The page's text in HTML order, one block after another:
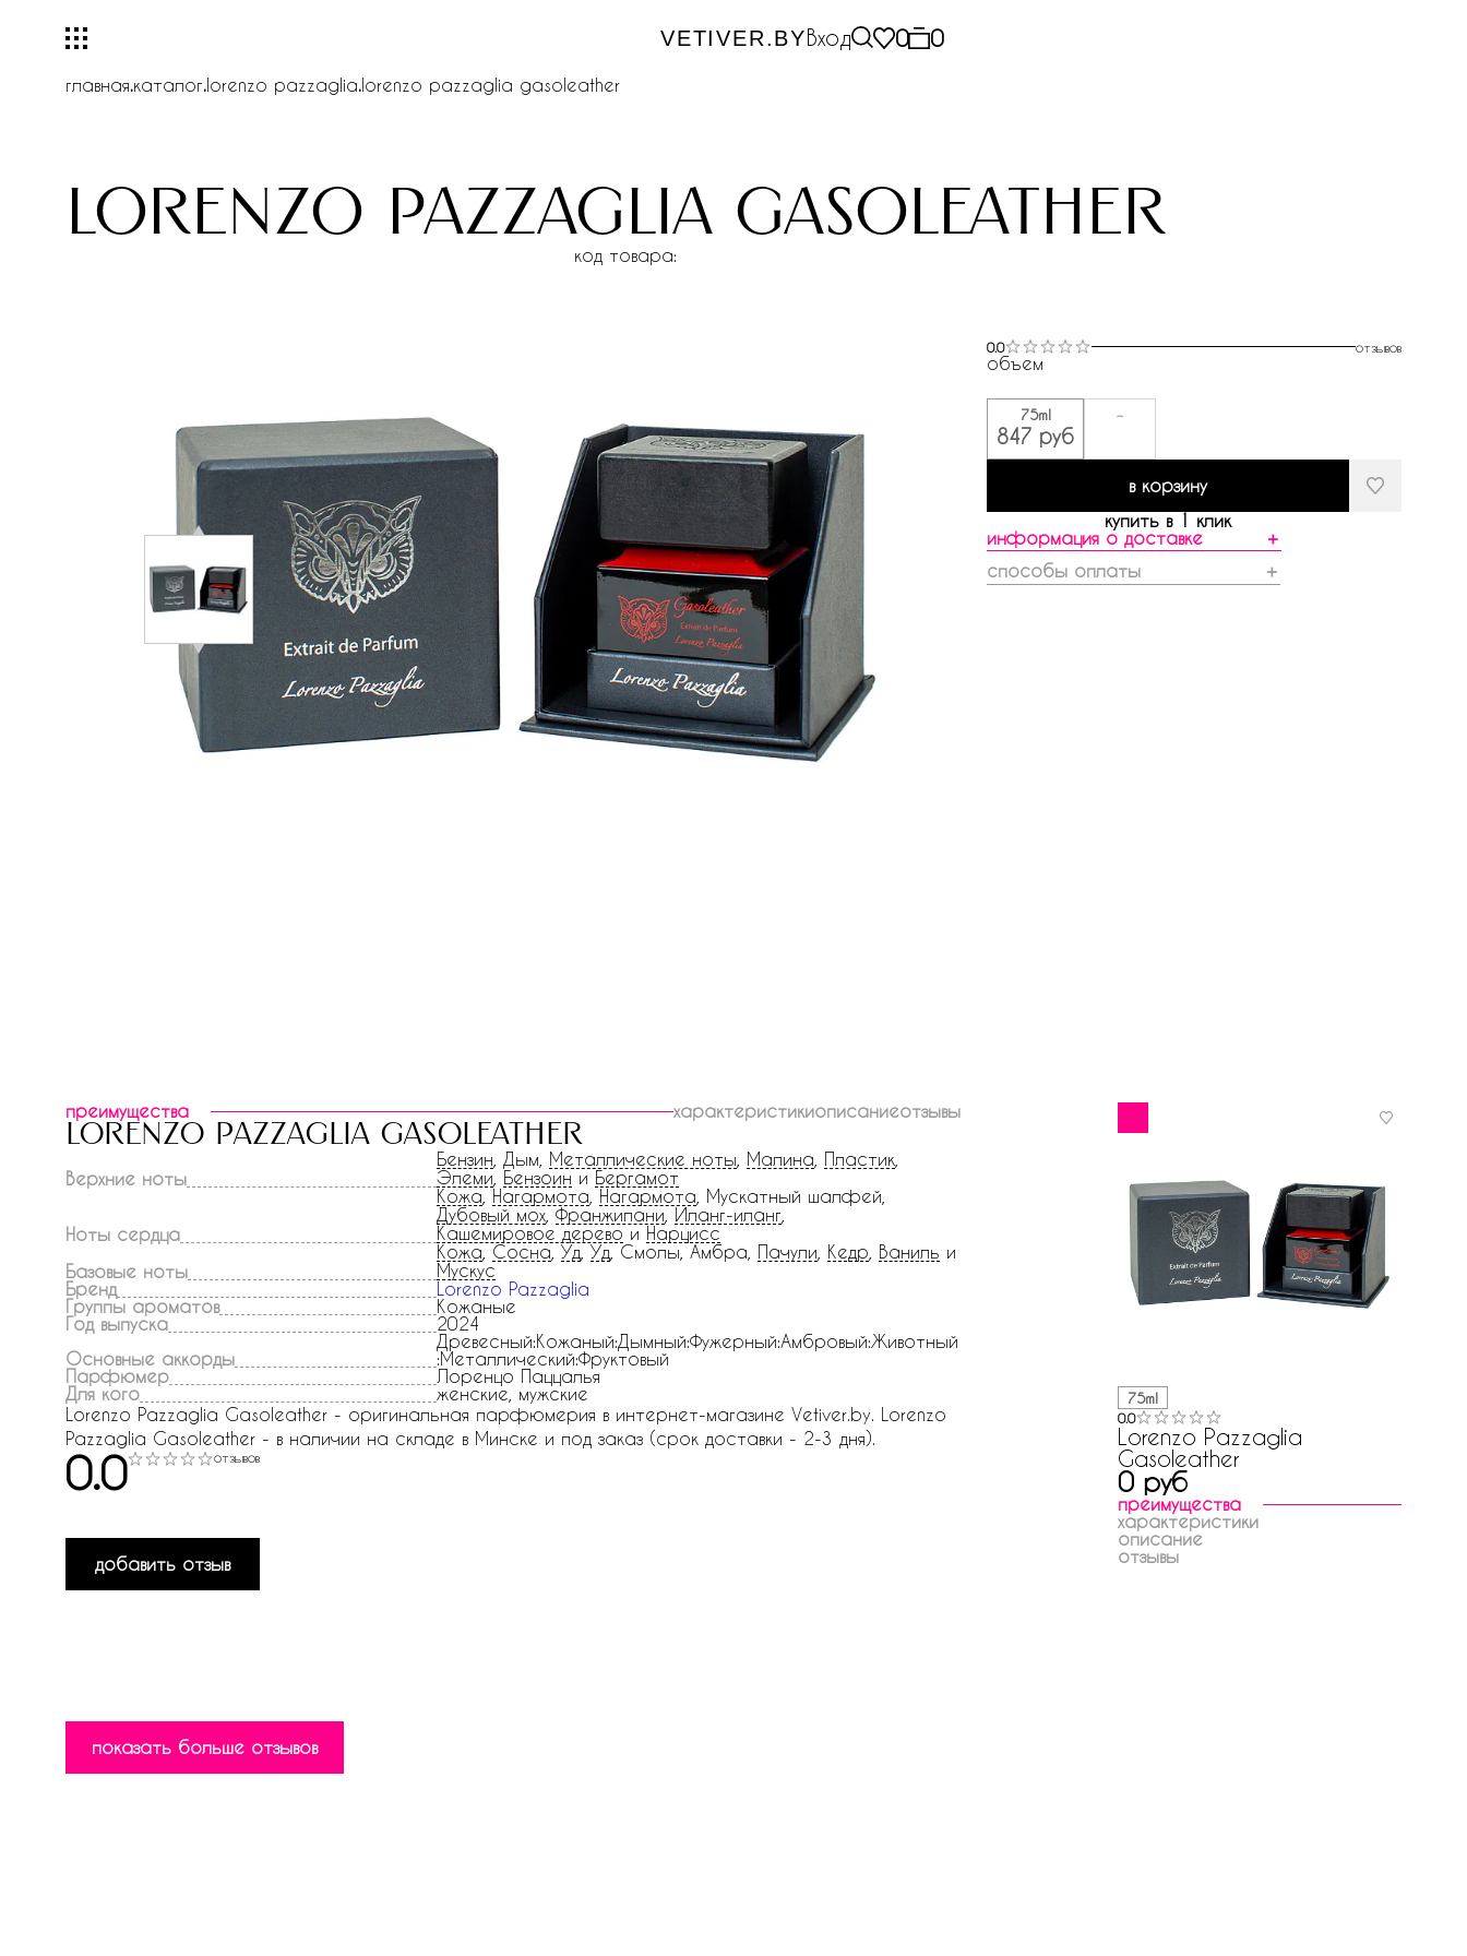
VETIVER.BYВход 0 0
главная.каталог.lorenzo pazzaglia.lorenzo pazzaglia gasoleather
lorenzo pazzaglia gasoleather
код товара:
0.0 отзывов
объем
75ml
847 руб
-
в корзину
купить в 1 клик
информация о доставке
＋
способы оплаты
＋
преимущества характеристикиописаниеотзывы
lorenzo pazzaglia gasoleather
Верхние ноты
Бензин , Дым, Металлические ноты Малина Пластик
Элеми Бензоин и Бергамот
Ноты сердца
Кожа Нагармота Нагармота , Мускатный шалфей,
Дубовый мох Франжипани Иланг-иланг
Кашемировое дерево и Нарцисс
Базовые ноты
Кожа Сосна ,Уд ,Уд , Смолы, Амбра, Пачули Кедр Ваниль и
Мускус
Бренд
Lorenzo Pazzaglia
Группы ароматов
Кожаные
Год выпуска
2024
Основные аккорды
Древесный:Кожаный:Дымный:Фужерный:Амбровый:Животный
:Металлический:Фруктовый
Парфюмер
Лоренцо Паццалья
Для кого
женские, мужские
Lorenzo Pazzaglia Gasoleather - оригинальная парфюмерия в интернет-магазине Vetiver.by. Lorenzo
Pazzaglia Gasoleather - в наличии на складе в Минске и под заказ (срок доставки - 2-3 дня).
0.0 отзывов
добавить отзыв
показать больше отзывов
75ml
0.0
Lorenzo Pazzaglia
Gasoleather
0 руб
преимущества
характеристики
описание
отзывы